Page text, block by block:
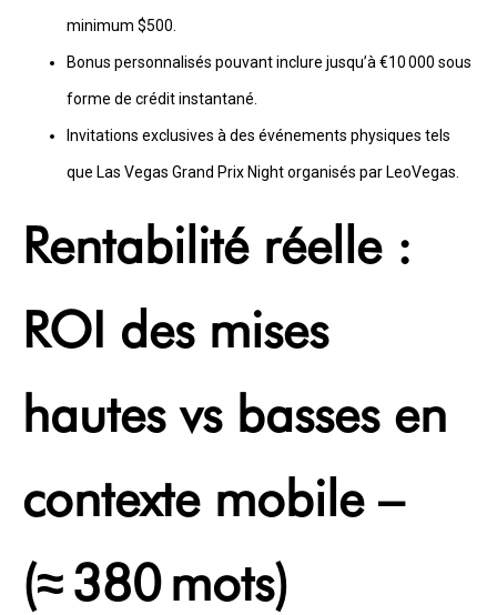
minimum $500.
Bonus personnalisés pouvant inclure jusqu’à €10 000 sous
forme de crédit instantané.
Invitations exclusives à des événements physiques tels
que Las Vegas Grand Prix Night organisés par LeoVegas.
Rentabilité réelle :
ROI des mises
hautes vs basses en
contexte mobile –
(≈ 380 mots)